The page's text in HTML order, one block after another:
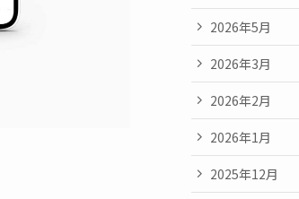
2026年5月
2026年3月
2026年2月
2026年1月
2025年12月